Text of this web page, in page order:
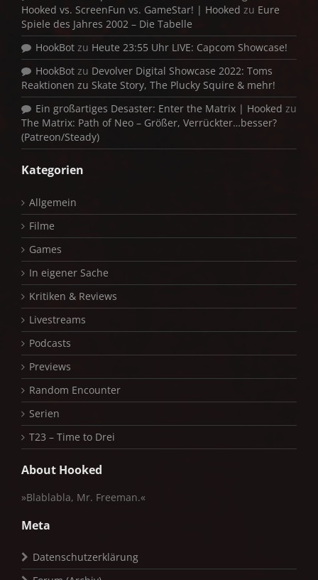
Hooked vs. ScreenFun vs. GameStar! | Hooked zu Eure
Spiele des Jahres 2002 – Die Tabelle
HookBot zu Heute 23:55 Uhr LIVE: Capcom Showcase!
HookBot zu Devolver Digital Showcase 2022: Toms
Reaktionen zu Skate Story, The Plucky Squire & mehr!
Ein großartiges Desaster: Enter the Matrix | Hooked zu
The Matrix: Path of Neo – Größer, Verrückter…besser?
(Patreon/Steady)
Kategorien
Allgemein
Filme
Games
In eigener Sache
Kritiken & Reviews
Livestreams
Podcasts
Previews
Random Encounter
Serien
T23 – Time to Drei
About Hooked
»Blablabla, Mr. Freeman.«
Meta
Datenschutzerklärung